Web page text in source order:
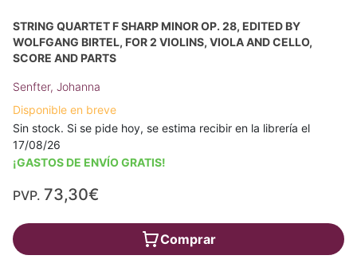
STRING QUARTET F SHARP MINOR OP. 28, EDITED BY
WOLFGANG BIRTEL, FOR 2 VIOLINS, VIOLA AND CELLO,
SCORE AND PARTS
Senfter, Johanna
Disponible en breve
Sin stock. Si se pide hoy, se estima recibir en la librería el
17/08/26
¡GASTOS DE ENVÍO GRATIS!
PVP. 73,30€
Comprar